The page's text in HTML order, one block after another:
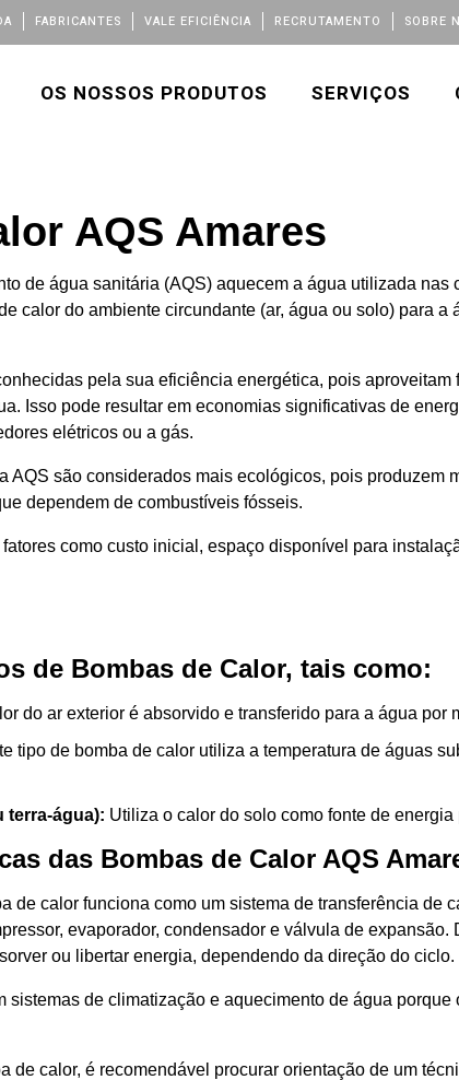
FABRICANTES VALE EFICIÊNCIA RECRUTAMENTO SOBRE
OS NOSSOS PRODUTOS SERVIÇOS
AQS Amares
de água sanitária (AQS) aquecem a água utilizada
calor do ambiente circundante (ar, água ou solo) para
pela sua eficiência energética, pois
Isso pode resultar em economias significativas de
elétricos ou a gás.
AQS são considerados mais ecológicos, pois produzem
dependem de combustíveis fósseis.
como custo inicial, espaço disponível para
de Bombas de Calor, tais como:
do ar exterior é absorvido e transferido para a água por
tipo de bomba de calor utiliza a temperatura de águas
terra-água): Utiliza o calor do solo como fonte de
das Bombas de Calor AQS
de calor funciona como um sistema de transferência de
evaporador, condensador e válvula de
ou libertar energia, dependendo da direção do ciclo.
sistemas de climatização e aquecimento de água
de calor, é recomendável procurar orientação de um